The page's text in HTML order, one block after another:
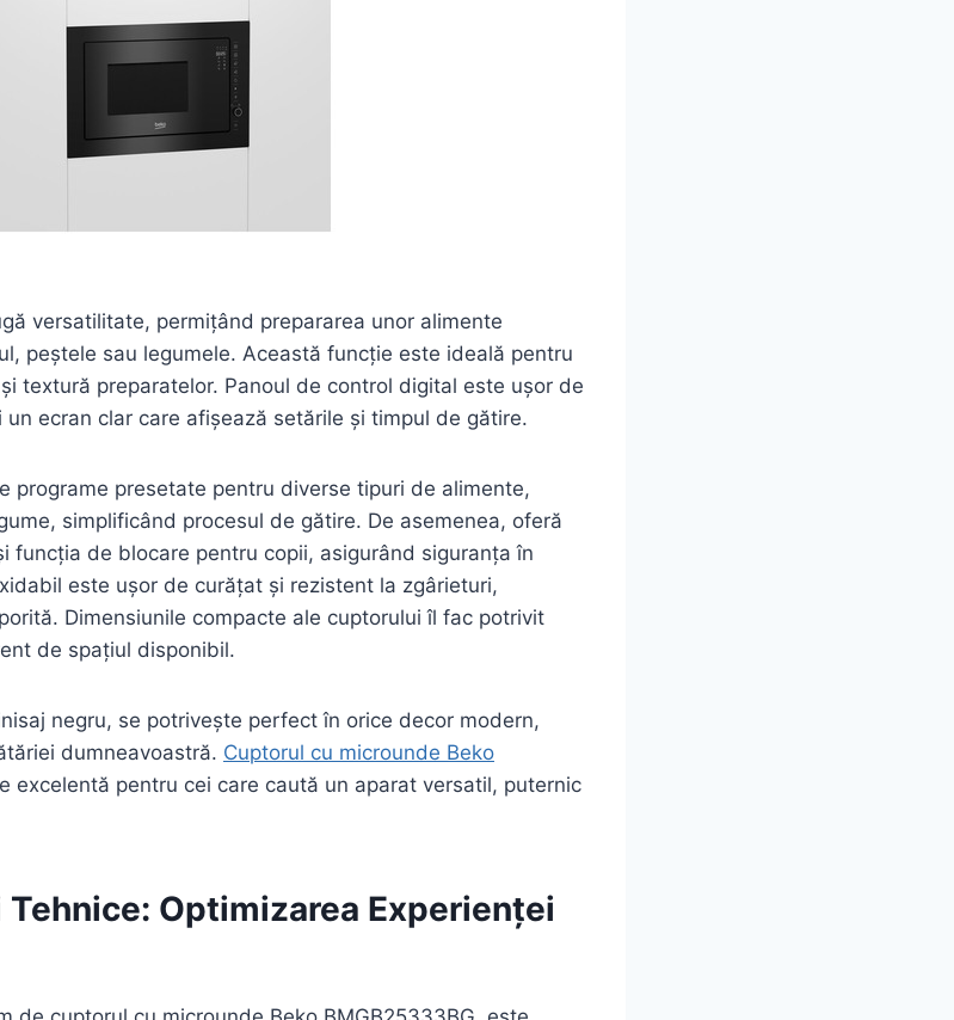
versatilitate, permițând prepararea unor alimente
peștele sau legumele. Această funcție este ideală pentru
textură preparatelor. Panoul de control digital este ușor de
ecran clar care afișează setările și timpul de gătire.
programe presetate pentru diverse tipuri de alimente,
simplificând procesul de gătire. De asemenea, oferă
funcția de blocare pentru copii, asigurând siguranța în
este ușor de curățat și rezistent la zgârieturi,
Dimensiunile compacte ale cuptorului îl fac potrivit
de spațiul disponibil.
negru, se potrivește perfect în orice decor modern,
dumneavoastră. Cuptorul cu microunde Beko
excelentă pentru cei care caută un aparat versatil, puternic
Tehnice: Optimizarea Experienței